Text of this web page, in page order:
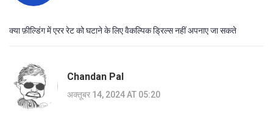
क्या फ़ील्डिंग में एरर रेट को घटाने के लिए वैकल्पिक ड्रिल्स नहीं अपनाए जा सकते
Chandan Pal
अक्तूबर 14, 2024 AT 05:20